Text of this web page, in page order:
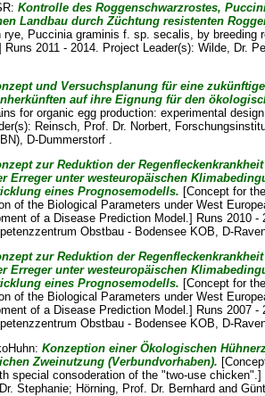
Kontrolle des Roggenschwarzrostes,
Landbau durch Züchtung resistenten
rye, Puccinia graminis f. sp. secalis, by breeding
Runs 2011 - 2014. Project Leader(s):Wilde, Dr.
und Versuchsplanung für eine
auf ihre Eignung für den
for organic egg production: experimental
Reinsch, Prof. Dr. Norbert,
D-Dummerstorf .
zur Reduktion der
Erreger unter westeuropäischen
eines Prognosemodells. [Concept for
of the Biological Parameters under West
of a Disease Prediction Model.] Runs 2010
Obstbau - Bodensee KOB, D-
zur Reduktion der
Erreger unter westeuropäischen
eines Prognosemodells. [Concept for
of the Biological Parameters under West
of a Disease Prediction Model.] Runs 2007
Obstbau - Bodensee KOB, D-
Konzeption einer Ökologischen
Zweinutzung (Verbundvorhaben).
special consoderation of the "two-use
Stephanie; Hörning, Prof. Dr. Bernhard and